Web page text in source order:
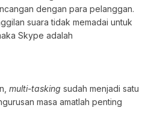
dengan para pelanggan.
suara tidak memadai untuk
Skype adalah
multi-tasking sudah menjadi satu
masa amatlah penting